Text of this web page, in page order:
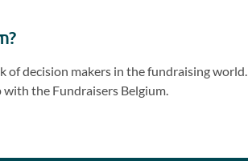
decision makers in the fundraising world.
the Fundraisers Belgium.